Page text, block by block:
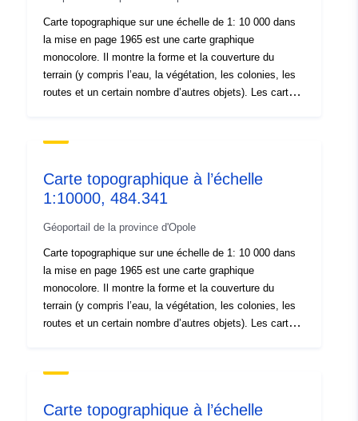
Correspond à: 2180
Provenance:
Dane źródłowe pochodzą z
Centralnego Ośrodka
Dokumentacji Geodezyjnej i
uriRef:
http://data.europa.eu/88u/dataset/
4e28-4d3c-9b14-8d074364ca61
Type:
Ressource:
http://inspire.ec.europa.eu/
Carte topographique sur une échelle de 1: 10 000 dans
la mise en page 1965 est une carte graphique
monocolore. Il montre la forme et la couverture du
terrain (y compris l’eau, la végétation, les colonies, les
routes et un certain nombre d’autres objets). Les cartes
Carte topographique à l’échelle
1:10000, 484.341
Géoportail de la province d'Opole
Carte topographique sur une échelle de 1: 10 000 dans
la mise en page 1965 est une carte graphique
monocolore. Il montre la forme et la couverture du
terrain (y compris l’eau, la végétation, les colonies, les
routes et un certain nombre d’autres objets). Les cartes
Carte topographique à l’échelle